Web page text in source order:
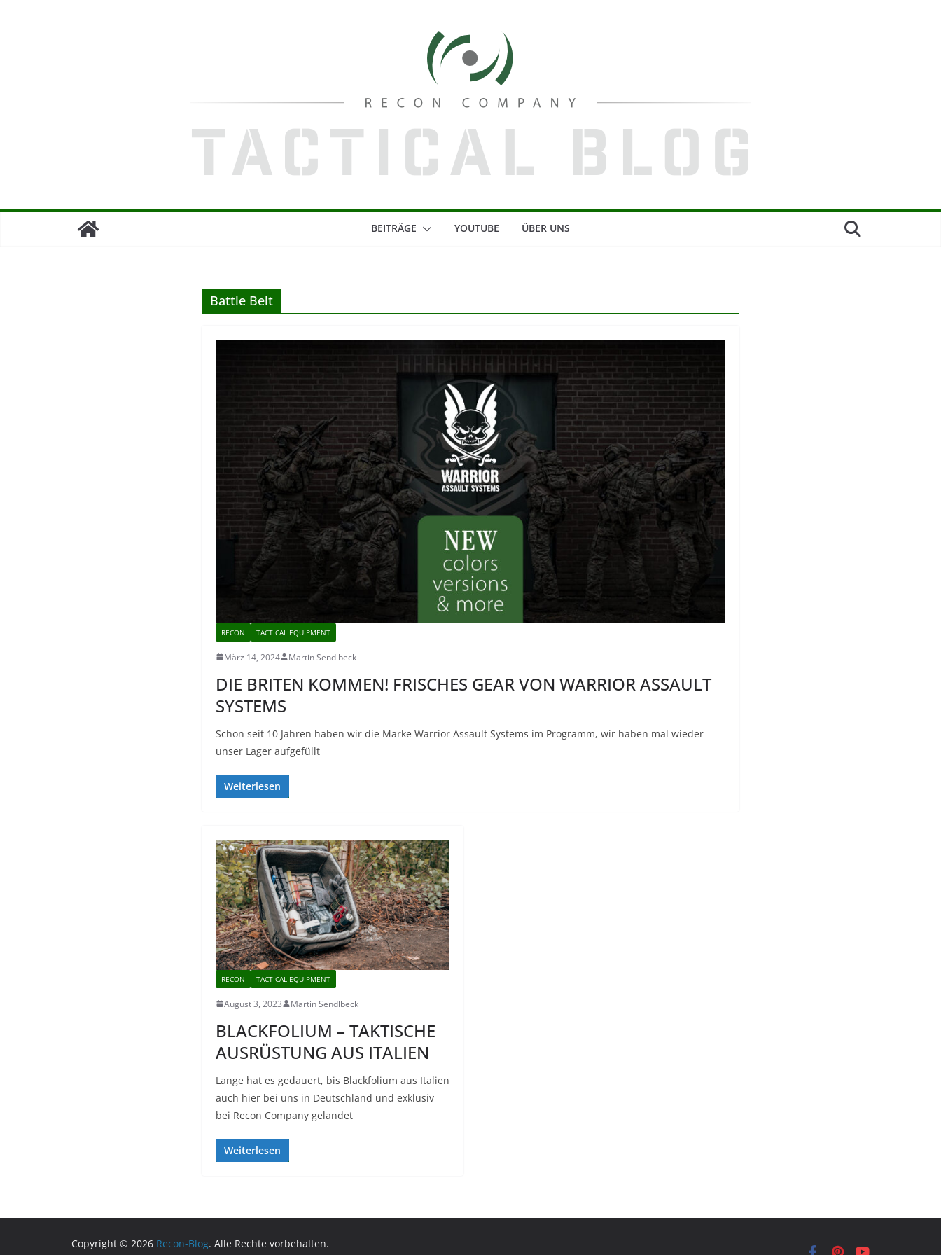
BEITRÄGE YOUTUBE ÜBER UNS
Battle Belt
RECON TACTICAL EQUIPMENT
März 14, 2024 Martin Sendlbeck
DIE BRITEN KOMMEN! FRISCHES GEAR VON WARRIOR ASSAULT
SYSTEMS
Schon seit 10 Jahren haben wir die Marke Warrior Assault Systems im Programm, wir haben mal wieder
unser Lager aufgefüllt
Weiterlesen
RECON TACTICAL EQUIPMENT
August 3, 2023 Martin Sendlbeck
BLACKFOLIUM – TAKTISCHE
AUSRÜSTUNG AUS ITALIEN
Lange hat es gedauert, bis Blackfolium aus Italien
auch hier bei uns in Deutschland und exklusiv
bei Recon Company gelandet
Weiterlesen
Copyright © 2026 Recon-Blog. Alle Rechte vorbehalten.